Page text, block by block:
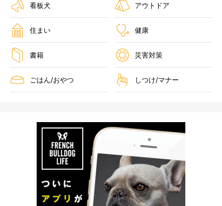
看板犬 アウトドア
住まい 健康
書籍 災害対策
ごはん/おやつ しつけ/マナー